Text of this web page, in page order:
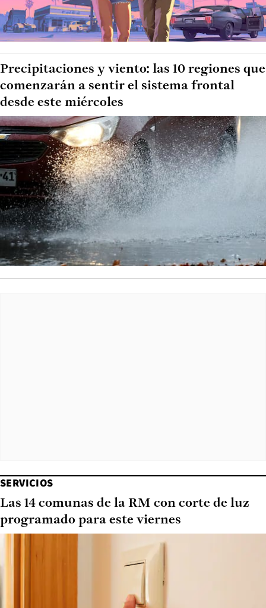
Precipitaciones y viento: las 10 regiones que
comenzarán a sentir el sistema frontal
desde este miércoles
SERVICIOS
Las 14 comunas de la RM con corte de luz
programado para este viernes